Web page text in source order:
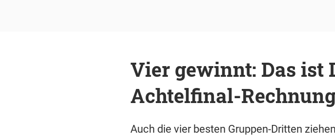
Vier gewinnt: Das ist
Achtelfinal-
Auch die vier besten Gruppen-Dritten